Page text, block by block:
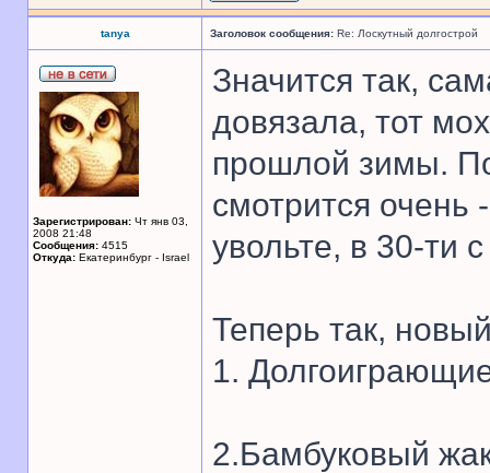
tanya Заголовок сообщения: Re: Лоскутный долгострой
Зарегистрирован: Чт янв 03,
2008 21:48
Сообщения: 4515
Откуда: Екатеринбург - Israel
Значится так,
довязала, тот
прошлой зимы.
смотрится очень
увольте, в 30-ти
Теперь так,
1.
2.Бамбуковый